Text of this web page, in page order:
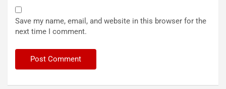
Save my name, email, and website in this browser for the
next time I comment.